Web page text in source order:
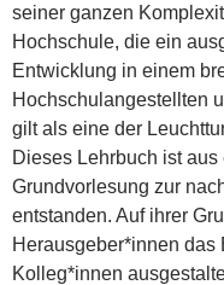
seiner ganzen
Hochschule, die ein
Entwicklung in einem
Hochschulangestellten
gilt als eine der
Dieses Lehrbuch ist
Grundvorlesung zur
entstanden. Auf ihrer
Herausgeber*innen das
Kolleg*innen